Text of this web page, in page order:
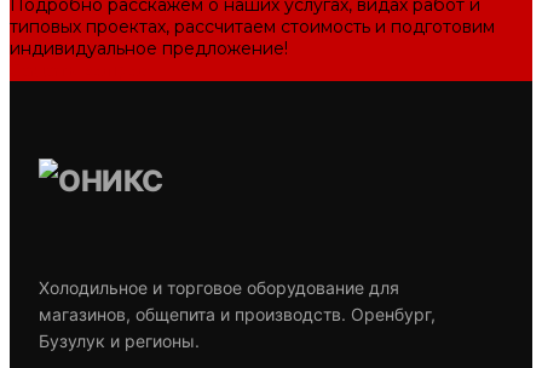
Подробно расскажем о наших услугах, видах работ и
типовых проектах, рассчитаем стоимость и подготовим
индивидуальное предложение!
Холодильное и торговое оборудование для
магазинов, общепита и производств. Оренбург,
Бузулук и регионы.